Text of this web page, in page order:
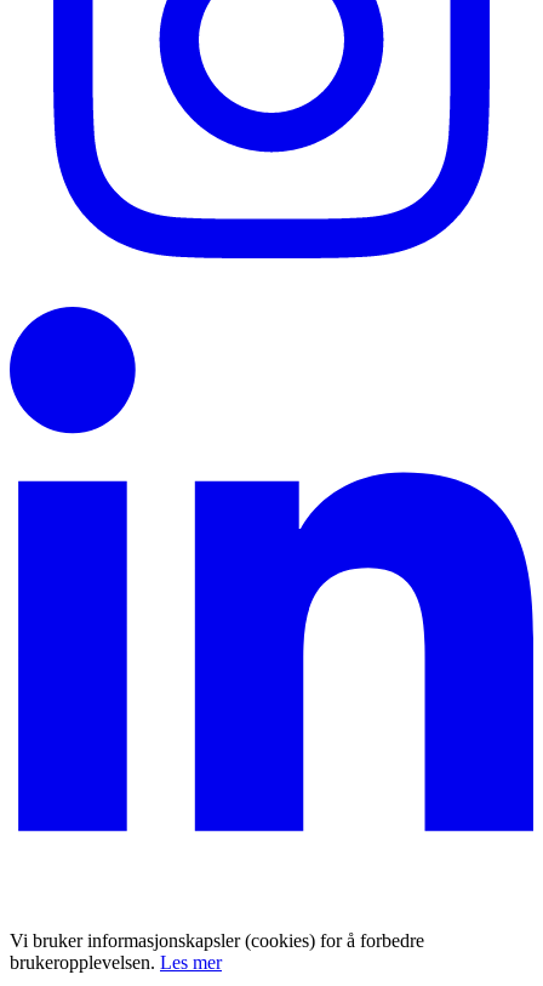
Vi bruker informasjonskapsler (cookies) for å forbedre
brukeropplevelsen. Les mer